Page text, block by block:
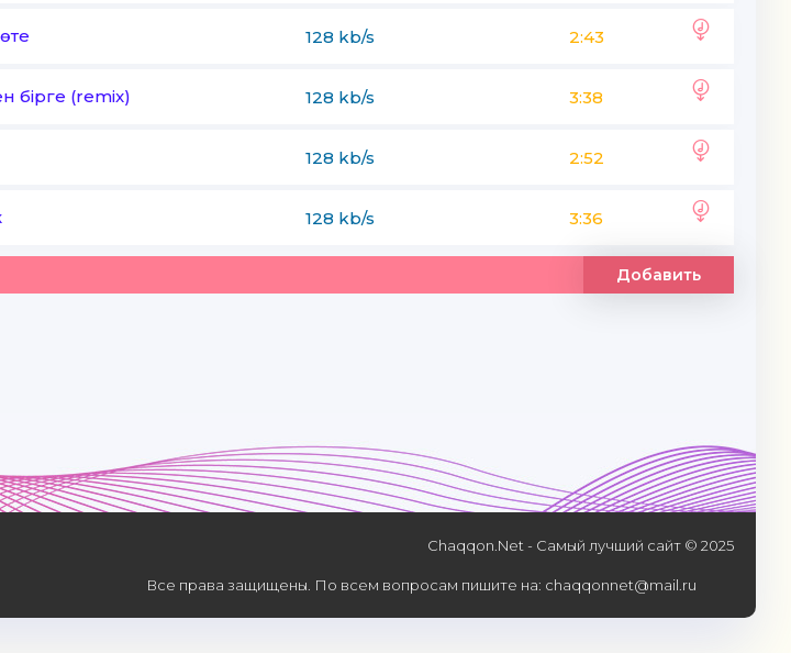
128 kb/s 2:43
бірге (remix) 128 kb/s 3:38
128 kb/s 2:52
128 kb/s 3:36
Добавить
Chaqqon.Net - Самый лучший сайт © 2025
Все права защищены. По всем вопросам пишите на: chaqqonnet@mail.ru